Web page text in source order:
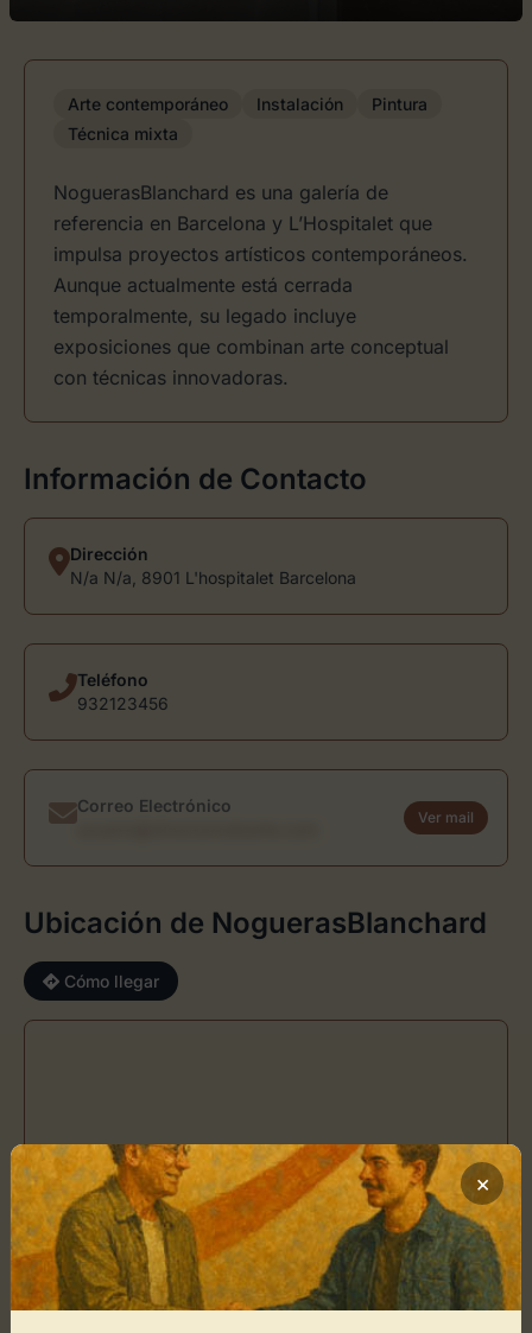
Arte contemporáneo Instalación
Pintura
Técnica mixta
NoguerasBlanchard es una galería de
referencia en Barcelona y L’Hospitalet que
impulsa proyectos artísticos contemporáneos.
Aunque actualmente está cerrada
temporalmente, su legado incluye
exposiciones que combinan arte conceptual
con técnicas innovadoras.
Información de Contacto
Dirección
N/a N/a, 8901 L'hospitalet Barcelona
Teléfono
932123456
Correo Electrónico
Ver mail
Ubicación de NoguerasBlanchard
Cómo llegar
×